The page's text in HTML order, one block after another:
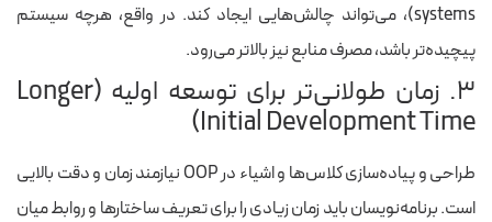
systems)، می‌تواند چالش‌هایی ایجاد کند. در واقع، هرچه سیستم
پیچیده‌تر باشد، مصرف منابع نیز بالاتر می‌رود.
۳. زمان طولانی‌تر برای توسعه اولیه (Longer
Initial Development Time)
طراحی و پیاده‌سازی کلاس‌ها و اشیاء در OOP نیازمند زمان و دقت بالایی
است. برنامه‌نویسان باید زمان زیادی را برای تعریف ساختارها و روابط میان